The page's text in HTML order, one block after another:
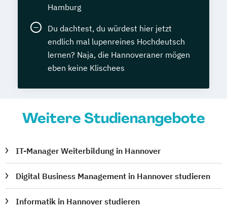
Hamburg
Du dachtest, du würdest hier jetzt
endlich mal lupenreines Hochdeutsch
lernen? Naja, die Hannoveraner mögen
eben keine Klischees
Weitere Studienangebote
IT-Manager Weiterbildung in Hannover
Digital Business Management in Hannover studieren
Informatik in Hannover studieren